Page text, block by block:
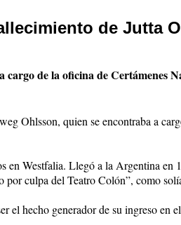
de Jutta
de la oficina de Certámenes
Ohlsson, quien se encontraba a
en Westfalia. Llegó a la Argentina
culpa del Teatro Colón”, como
el hecho generador de su ingreso